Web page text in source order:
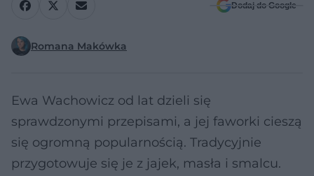
Dodaj do Google
Romana Makówka
Ewa Wachowicz od lat dzieli się
sprawdzonymi przepisami, a jej faworki cieszą
się ogromną popularnością. Tradycyjnie
przygotowuje się je z jajek, masła i smalcu.